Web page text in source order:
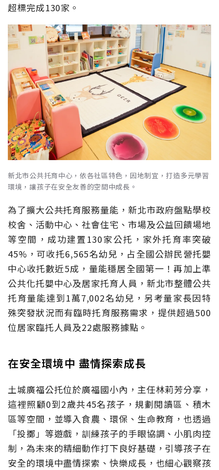
超標完成130家。
新北市公共托育中心，依各社區特色，因地制宜，打造多元學習
環境，讓孩子在安全友善的空間中成長。
為了擴大公共托育服務量能，新北市政府盤點學校
校舍、活動中心、社會住宅、市場及公益回饋場地
等空間，成功建置130家公托，家外托育率突破
45%，可收托6,565名幼兒，占全國公辦民營托嬰
中心收托數近5成，量能穩居全國第一！再加上準
公共化托嬰中心及居家托育人員，新北市整體公共
托育量能達到1萬7,002名幼兒，另考量家長因特
殊突發狀況而有臨時托育服務需求，提供超過500
位居家臨托人員及22處服務據點。
在安全環境中 盡情探索成長
土城廣福公托位於廣福國小內，主任林莉芳分享，
這裡照顧0到2歲共45名孩子，規劃閱讀區、積木
區等空間，並導入食農、環保、生命教育，也透過
「投擲」等遊戲，訓練孩子的手眼協調、小肌肉控
制，為未來的精細動作打下良好基礎，引導孩子在
安全的環境中盡情探索、快樂成長，也細心觀察孩